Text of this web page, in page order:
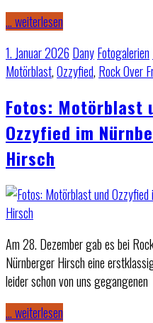
… weiterlesen
1. Januar 2026 DanyFotogalerien
Motörblast,Ozzyfied, Rock Over
Fotos: Motörblast
Ozzyfied im
Hirsch
Am 28. Dezember gab es bei
Nürnberger Hirsch eine
leider schon von uns gegangenen
… weiterlesen